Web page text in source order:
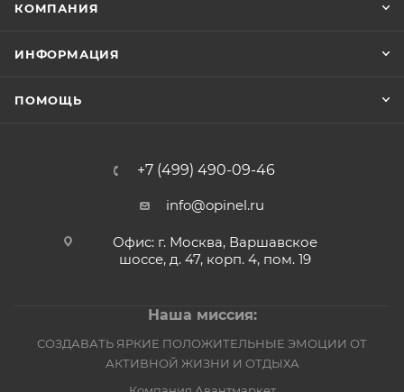
КОМПАНИЯ
ИНФОРМАЦИЯ
ПОМОЩЬ
+7 (499) 490-09-46
info@opinel.ru
Офис: г. Москва, Варшавское
шоссе, д. 47, корп. 4, пом. 19
Наша миссия:
СОЗДАВАТЬ ЯРКИЕ ПОЛОЖИТЕЛЬНЫЕ ЭМОЦИИ ОТ
АКТИВНОЙ ЖИЗНИ И ОТДЫХА